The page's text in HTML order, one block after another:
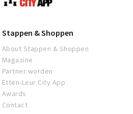
Stappen & Shoppen
About Stappen & Shoppen
Magazine
Partner worden
Etten-Leur City App
Awards
Contact